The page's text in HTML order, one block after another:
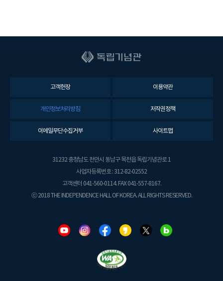
고객헌장 이용약관
개인정보처리방침 저작권정책
이메일무단수집거부 사이트맵
31232 충청남도 천안시 동남구 목천읍 독립기념관로 1
사업자등록번호 : 312-82-02552
고객센터 041-560-0114. FAX 041-557-8167.
ⓒ 2018 THE INDEPENDENCE HALL OF KOREA. ALL RIGHTS RESERVED.